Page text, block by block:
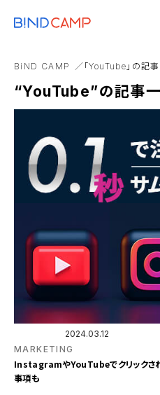
Webデザイン 参考
BiND CAMP 「YouTube」の記
“YouTube”の記事
2024.03.12
MARKETING
InstagramやYouTubeでクリックさ
事項も